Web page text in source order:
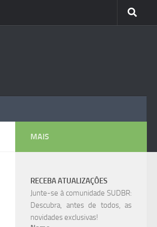
MAIS
RECEBA ATUALIZAÇÔES
Junte-se à comunidade SUDBR:
Descubra, antes de todos, as
novidades exclusivas!